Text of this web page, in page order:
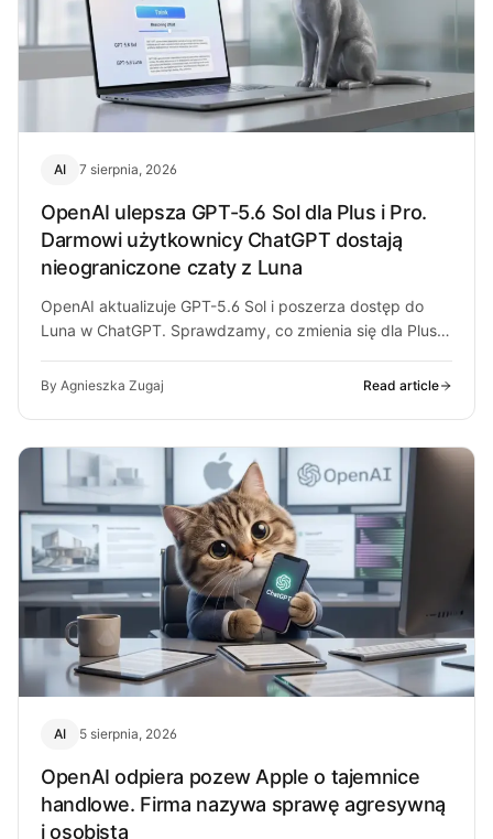
AI 7 sierpnia, 2026
OpenAI ulepsza GPT-5.6 Sol dla Plus i Pro.
Darmowi użytkownicy ChatGPT dostają
nieograniczone czaty z Luna
OpenAI aktualizuje GPT-5.6 Sol i poszerza dostęp do
Luna w ChatGPT. Sprawdzamy, co zmienia się dla Plus,
By Agnieszka Zugaj Read article
AI 5 sierpnia, 2026
OpenAI odpiera pozew Apple o tajemnice
handlowe. Firma nazywa sprawę agresywną
i osobistą